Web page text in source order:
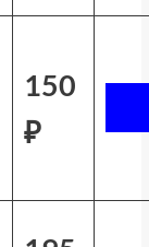
150
₽